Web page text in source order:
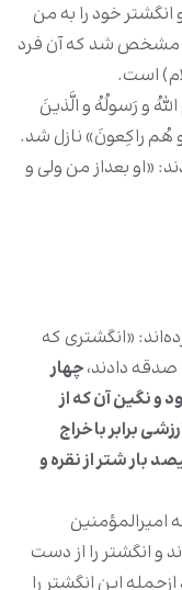
انگشتر خود را به من
مشخص شد که آن فرد
است.
اللهُ و رَسولُهُ و الَّذینَ
و هُم راکِعونَ» نازل شد.
«او بعداز من ولی و
«انگشتری که
صدقه دادند،چهار
و نگین آن که از
برابر با خراج
شتر از نقره و
امیرالمؤمنین
و انگشتر را از دست
این انگشتر را